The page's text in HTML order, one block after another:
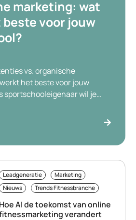
marketing: wat
voor jouw
vs. organische
het beste voor jouw
sportschooleigenaar wil je
baan. En precies daarom
vaak voorbij: ga je voor
maar als […]
Leadgeneratie
Marketing
Nieuws
Trends Fitnessbranche
Hoe AI de toekomst van online
verandert